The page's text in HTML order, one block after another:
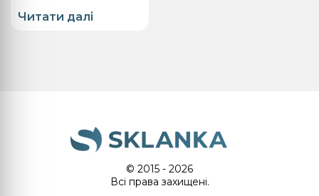
Читати далі
© 2015 - 2026
Всі права захищені.